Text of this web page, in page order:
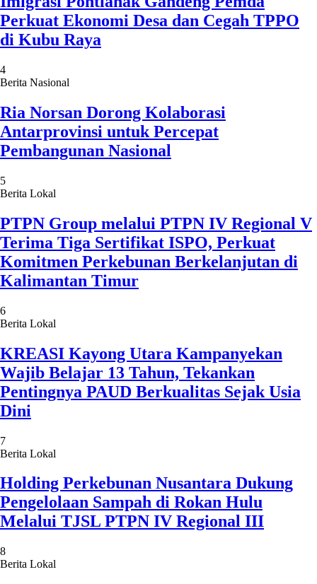
Perkuat Ekonomi Desa dan Cegah TPPO
di Kubu Raya
4
Berita Nasional
Ria Norsan Dorong Kolaborasi
Antarprovinsi untuk Percepat
Pembangunan Nasional
5
Berita Lokal
PTPN Group melalui PTPN IV Regional V
Terima Tiga Sertifikat ISPO, Perkuat
Komitmen Perkebunan Berkelanjutan di
Kalimantan Timur
6
Berita Lokal
KREASI Kayong Utara Kampanyekan
Wajib Belajar 13 Tahun, Tekankan
Pentingnya PAUD Berkualitas Sejak Usia
Dini
7
Berita Lokal
Holding Perkebunan Nusantara Dukung
Pengelolaan Sampah di Rokan Hulu
Melalui TJSL PTPN IV Regional III
8
Berita Lokal